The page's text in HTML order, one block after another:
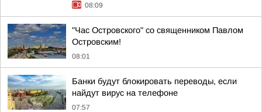
08:09
"Час Островского" со священником Павлом
Островским!
08:01
Банки будут блокировать переводы, если
найдут вирус на телефоне
07:57